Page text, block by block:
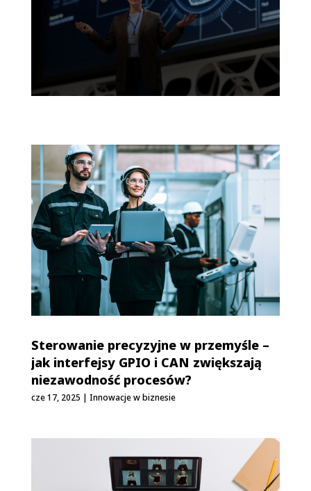
Sterowanie precyzyjne w przemyśle –
jak interfejsy GPIO i CAN zwiększają
niezawodność procesów?
cze 17, 2025 | Innowacje w biznesie